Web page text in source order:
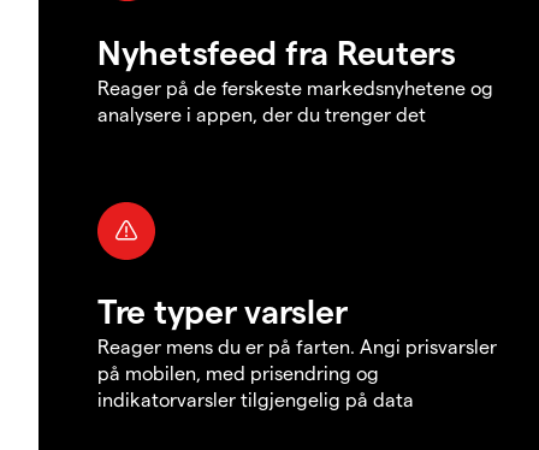
Nyhetsfeed fra Reuters
Reager på de ferskeste markedsnyhetene og
analysere i appen, der du trenger det
Tre typer varsler
Reager mens du er på farten. Angi prisvarsler
på mobilen, med prisendring og
indikatorvarsler tilgjengelig på data